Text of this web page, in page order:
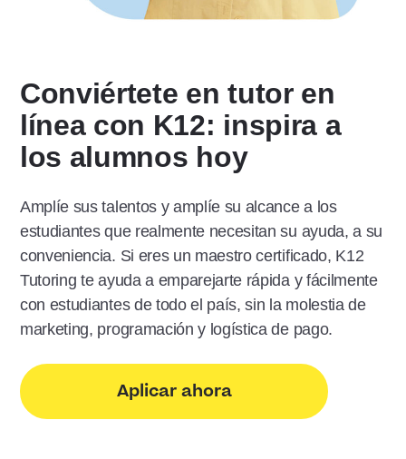
Conviértete en tutor en
línea con K12: inspira a
los alumnos hoy
Amplíe sus talentos y amplíe su alcance a los
estudiantes que realmente necesitan su ayuda, a su
conveniencia. Si eres un maestro certificado, K12
Tutoring te ayuda a emparejarte rápida y fácilmente
con estudiantes de todo el país, sin la molestia de
marketing, programación y logística de pago.
Aplicar ahora